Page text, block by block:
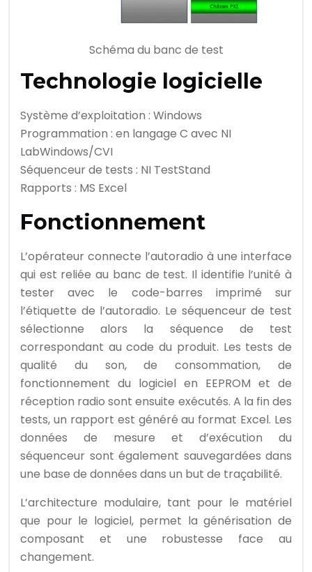
Schéma du banc de test
Technologie logicielle
Système d’exploitation : Windows
Programmation : en langage C avec NI
LabWindows/CVI
Séquenceur de tests : NI TestStand
Rapports : MS Excel
Fonctionnement
L’opérateur connecte l’autoradio à une interface
qui est reliée au banc de test. Il identifie l’unité à
tester avec le code-barres imprimé sur
l’étiquette de l’autoradio. Le séquenceur de test
sélectionne alors la séquence de test
correspondant au code du produit. Les tests de
qualité du son, de consommation, de
fonctionnement du logiciel en EEPROM et de
réception radio sont ensuite exécutés. A la fin des
tests, un rapport est généré au format Excel. Les
données de mesure et d’exécution du
séquenceur sont également sauvegardées dans
une base de données dans un but de traçabilité.
L’architecture modulaire, tant pour le matériel
que pour le logiciel, permet la générisation de
composant et une robustesse face au
changement.